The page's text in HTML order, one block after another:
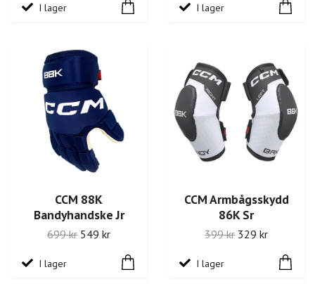
I lager I lager
CCM 88K
Bandyhandske Jr
699 kr 549 kr
I lager
CCM Armbågsskydd
86K Sr
399 kr 329 kr
I lager